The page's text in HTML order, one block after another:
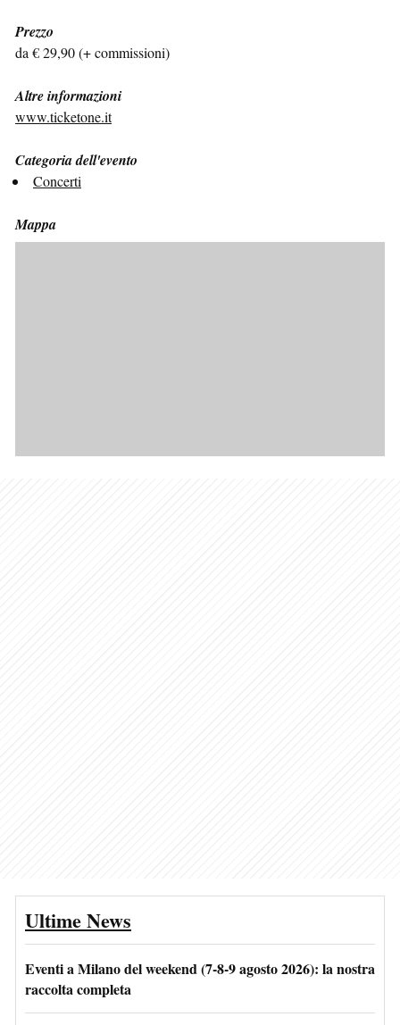
Prezzo
da € 29,90 (+ commissioni)
Altre informazioni
www.ticketone.it
Categoria dell'evento
Concerti
Mappa
Ultime News
Eventi a Milano del weekend (7-8-9 agosto 2026): la nostra
raccolta completa